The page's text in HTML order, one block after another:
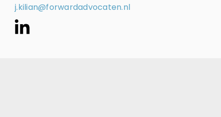
j.kilian@forwardadvocaten.nl